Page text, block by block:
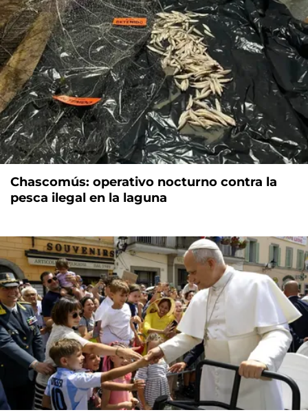
Chascomús: operativo nocturno contra la
pesca ilegal en la laguna